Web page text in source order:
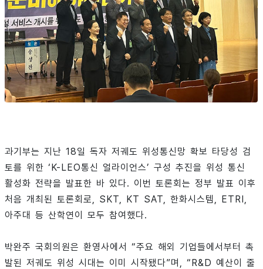
과기부는 지난 18일 독자 저궤도 위성통신망 확보 타당성 검
토를 위한 ‘K-LEO통신 얼라이언스’ 구성 추진을 위성 통신
활성화 전략을 발표한 바 있다. 이번 토론회는 정부 발표 이후
처음 개최된 토론회로, SKT, KT SAT, 한화시스템, ETRI,
아주대 등 산학연이 모두 참여했다.
박완주 국회의원은 환영사에서 “주요 해외 기업들에서부터 촉
발된 저궤도 위성 시대는 이미 시작됐다”며, “R&D 예산이 줄